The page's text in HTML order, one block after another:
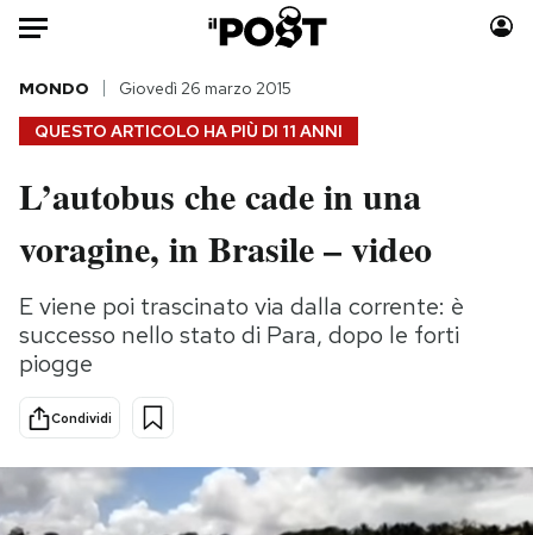
Auto
HOME
Italia
Politica
Tecnologia
Internet
Scienza
Cultura
Economia
Sport
Moda
Consumismi
Storie/Idee
Ok Boomer!
Mondiali calcio 2026
QUESTO ARTICOLO HA PIÙ DI 11 ANNI
MONDO Giovedì 26 marzo 2015
L’autobus che cade in una
voragine, in Brasile – video
E viene poi trascinato via dalla corrente: è
successo nello stato di Para, dopo le forti
piogge
Condividi